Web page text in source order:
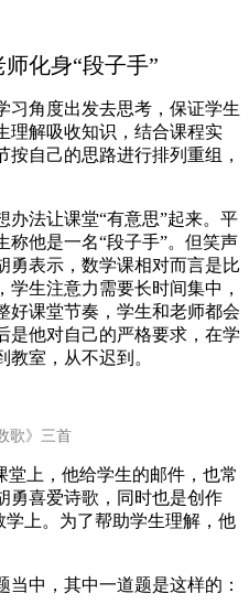
化身“段子手”
习角度出发去思考，保证学生
理解吸收知识，结合课程实
自己的思路进行排列重组，
办法让课堂“有意思”起来。平
称他是一名“段子手”。但笑声
勇表示，数学课相对而言是比
生注意力需要长时间集中，
好课堂节奏，学生和老师都会
是他对自己的严格要求，在学
室，从不迟到。
歌》三首
堂上，他给学生的邮件，也常
勇喜爱诗歌，同时也是创作
学上。为了帮助学生理解，他
中，其中一道题是这样的：